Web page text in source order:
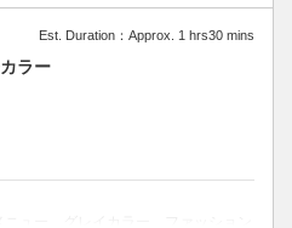
Est. Duration：Approx. 1 hrs30 mins
ラー